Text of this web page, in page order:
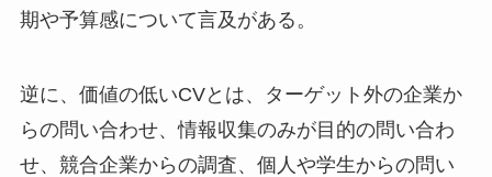
期や予算感について言及がある。
逆に、価値の低いCVとは、ターゲット外の企業か
らの問い合わせ、情報収集のみが目的の問い合わ
せ、競合企業からの調査、個人や学生からの問い